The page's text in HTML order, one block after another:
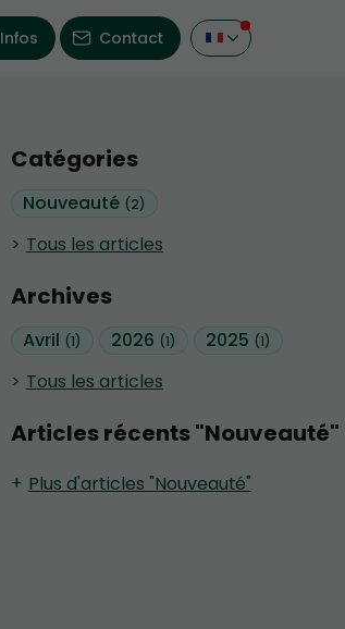
Infos Contact
Catégories
Nouveauté (2)
Tous les articles
Archives
Avril (1) 2026 (1) 2025 (1)
Tous les articles
Articles récents "Nouveauté"
Plus d'articles "Nouveauté"